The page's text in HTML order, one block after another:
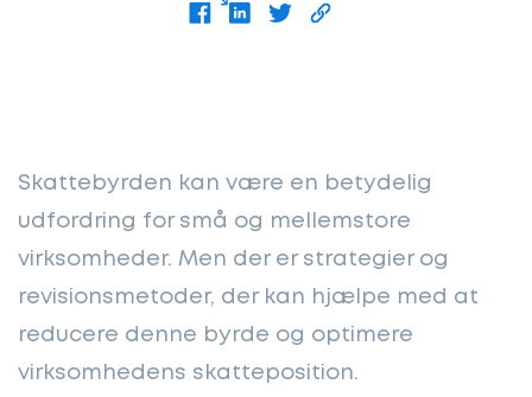
Skattebyrden kan være en betydelig
udfordring for små og mellemstore
virksomheder. Men der er strategier og
revisionsmetoder, der kan hjælpe med at
reducere denne byrde og optimere
virksomhedens skatteposition.